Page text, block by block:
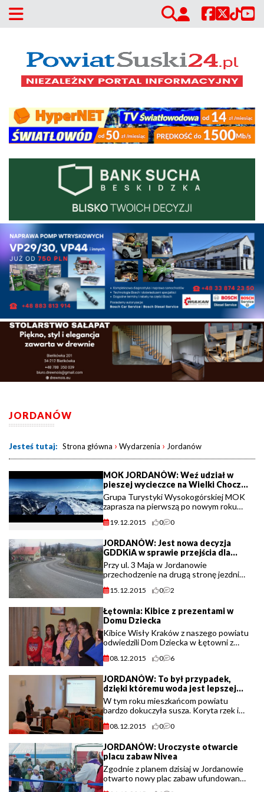
JORDANÓW
Jesteś tutaj: Strona główna › Wydarzenia › Jordanów
MOK JORDANÓW: Weź udział w
pieszej wycieczce na Wielki Chocz
na Słowacji
Grupa Turystyki Wysokogórskiej MOK
zaprasza na pierwszą po nowym roku
Chocz na Słowacji.
19.12.2015 0 0
JORDANÓW: Jest nowa decyzja
GDDKiA w sprawie przejścia dla
pieszych
Przy ul. 3 Maja w Jordanowie
przechodzenie na drugą stronę jezdni
osób – między innymi samorządowcy,
rozwiązanie (...)
15.12.2015 0 2
Łętownia: Kibice z prezentami w
Domu Dziecka
Kibice Wisły Kraków z naszego powiatu
odwiedzili Dom Dziecka w Łętowni z
08.12.2015 0 6
JORDANÓW: To był przypadek,
dzięki któremu woda jest lepszej
jakości
W tym roku mieszkańcom powiatu
bardzo dokuczyła susza. Koryta rzek i
cna. Jednak w Jordanowie dzięki temu
08.12.2015 0 0
JORDANÓW: Uroczyste otwarcie
placu zabaw Nivea
Zgodnie z planem dzisiaj w Jordanowie
otwarto nowy plac zabaw ufundowany